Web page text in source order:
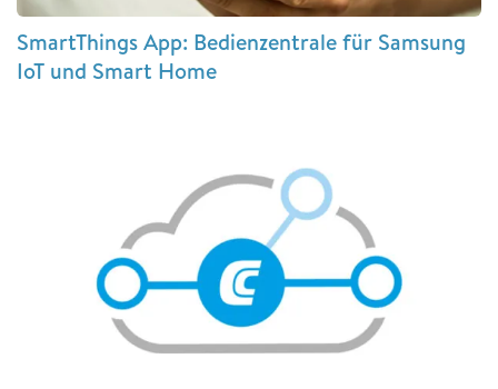
SmartThings App: Bedienzentrale für Samsung
IoT und Smart Home